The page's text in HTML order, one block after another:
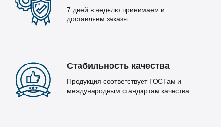
7 дней в неделю принимаем и
доставляем заказы
Стабильность качества
Продукция соответствует ГОСТам и
международным стандартам качества